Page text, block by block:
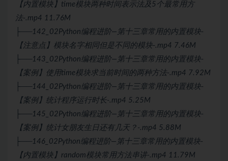
【内置模块】time模块两种时间表示法及5个最常用方
法-.mp4 11.76M
├──142_02Python编程进阶—第十三章常用的内置模块-
【注意点】模块名字相同但是不同的模块-.mp4 7.46M
├──143_02Python编程进阶—第十三章常用的内置模块-
【案例】使用time模块求当前时间的两种方法-.mp4 7.92M
├──144_02Python编程进阶—第十三章常用的内置模块-
【案例】统计程序运行时长-.mp4 5.25M
├──145_02Python编程进阶—第十三章常用的内置模块-
【案例】统计女朋友生日还有几天？-.mp4 5.88M
├──146_02Python编程进阶—第十三章常用的内置模块-
【内置模块】random模块常用方法串讲-.mp4 11.79M